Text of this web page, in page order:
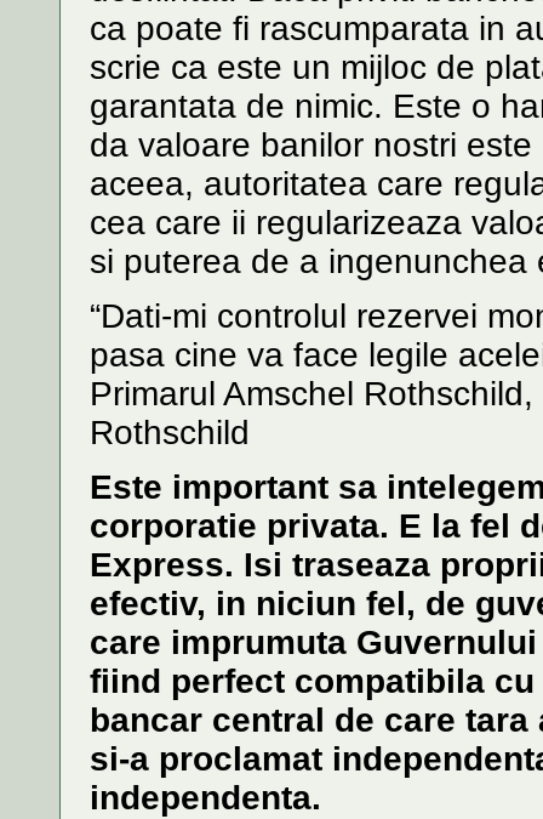
ca poate fi rascumparata in
scrie ca este un mijloc de
garantata de nimic. Este o
da valoare banilor nostri
aceea, autoritatea care
cea care ii regularizeaza
si puterea de a ingenunchea
“Dati-mi controlul rezervei
pasa cine va face legile
Primarul Amschel
Rothschild
Este important sa
corporatie privata. E la fel
Express. Isi traseaza
efectiv, in niciun fel, de
care imprumuta
fiind perfect compatibila
bancar central de care
si-a proclamat
independenta.